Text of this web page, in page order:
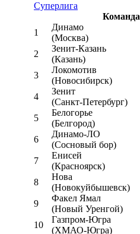
Суперлига
Команда
1
Динамо
(Москва)
2
Зенит-Казань
(Казань)
3
Локомотив
(Новосибирск)
4
Зенит
(Санкт-Петербург)
5
Белогорье
(Белгород)
6
Динамо-ЛО
(Сосновый бор)
7
Енисей
(Красноярск)
8
Нова
(Новокуйбышевск)
9
Факел Ямал
(Новый Уренгой)
10
Газпром-Югра
(ХМАО-Югра)